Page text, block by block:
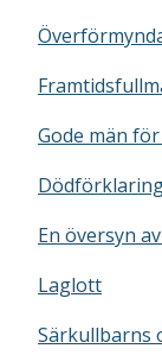
Gode män
En översyn
Laglott
Särkullbarns